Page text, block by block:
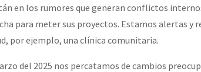
en los rumores que generan conflictos
para meter sus proyectos. Estamos alertas y
por ejemplo, una clínica comunitaria.
del 2025 nos percatamos de cambios